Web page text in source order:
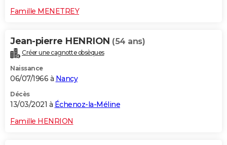
Famille MENETREY
Jean-pierre HENRION (54 ans)
Créer une cagnotte obsèques
Naissance
06/07/1966 à Nancy
Décès
13/03/2021 à Échenoz-la-Méline
Famille HENRION